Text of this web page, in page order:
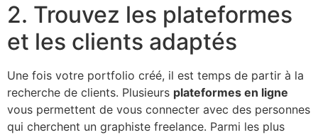
2. Trouvez les plateformes
et les clients adaptés
Une fois votre portfolio créé, il est temps de partir à la
recherche de clients. Plusieurs plateformes en ligne
vous permettent de vous connecter avec des personnes
qui cherchent un graphiste freelance. Parmi les plus